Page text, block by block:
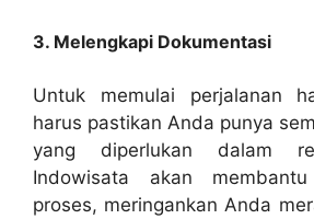
3. Melengkapi Dokumentasi
Untuk memulai perjalanan
harus pastikan Anda punya
yang diperlukan dalam
Indowisata akan
proses, meringankan Anda